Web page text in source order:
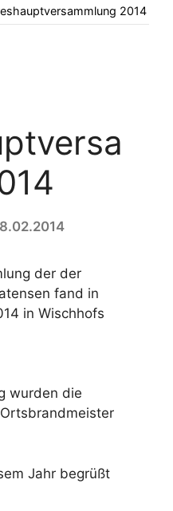
2014
der der
fand in
in Wischhofs
wurden die
Jahr begrüßt